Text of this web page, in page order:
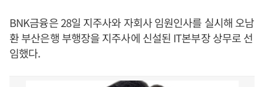
BNK금융은 28일 지주사와 자회사 임원인사를 실시해 오남
환 부산은행 부행장을 지주사에 신설된 IT본부장 상무로 선
임했다.